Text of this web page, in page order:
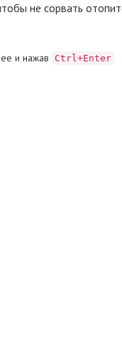
не сорвать
и нажав Ctrl+Enter